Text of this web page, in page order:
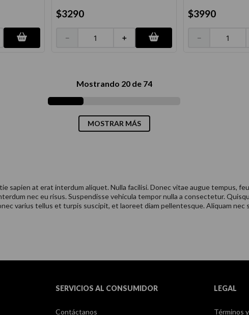
$3290
＋
－
$3990
－
Mostrando 20 de 74
MOSTRAR MÁS
sapien at erat interdum aliquet. Nulla facilisi. Donec vitae augue tempus,
nec eu risus. Suspendisse vehicula tempor nulla a consectetur.
varius tellus et turpis suscipit, et laoreet diam pellentesque. Aliquam nec
SERVICIOS AL CONSUMIDOR
Contáctanos
LEGAL
Términos